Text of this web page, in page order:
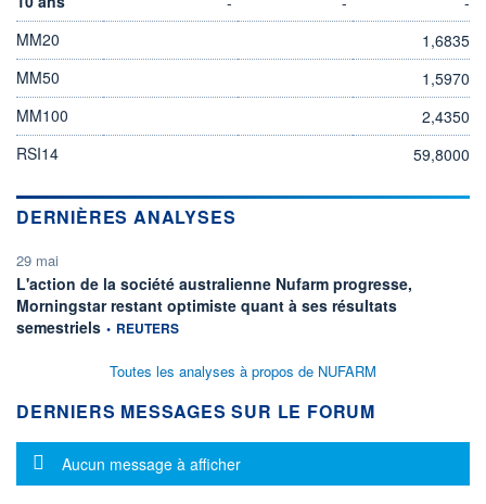
MM20
1,6835
MM50
1,5970
MM100
2,4350
RSI14
59,8000
DERNIÈRES ANALYSES
29 mai
L'action de la société australienne Nufarm progresse,
Morningstar restant optimiste quant à ses résultats
semestriels information fournie par
• REUTERS
Toutes les analyses à propos de NUFARM
DERNIERS MESSAGES SUR LE FORUM
Message d'information
Aucun message à afficher